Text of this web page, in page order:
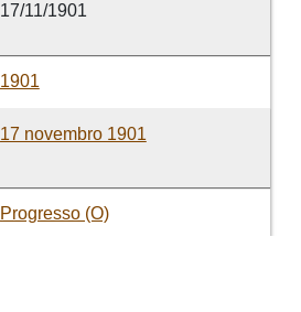
17/11/1901
1901
17 novembro 1901
Progresso (O)